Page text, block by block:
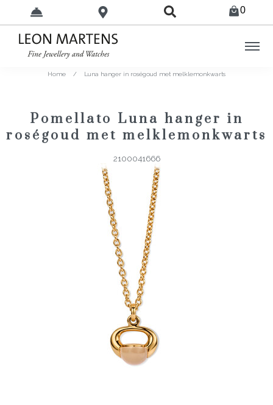
0
Home / Luna hanger in roségoud met melklemonkwarts
Pomellato Luna hanger in
roségoud met melklemonkwarts
2100041666